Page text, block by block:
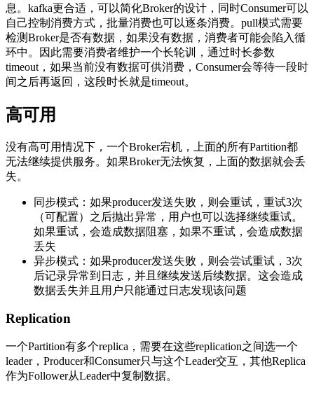
息。kafka更合适，可以简化Broker的设计，同时Consumer可以
自己控制消费方式，批量消费也可以逐条消费。pull模式需要
检测Broker是否有数据，如果没有数据，消费者可能会陷入循
环中。因此需要消费者维护一个长轮训，通过时长参数
timeout，如果当前没有数据可供消费，Consumer会等待一段时
间之后再返回，这段时长就是timeout。
高可用
没有高可用情况下，一个Broker宕机，上面的所有Partition都
无法继续提供服务。如果Broker无法恢复，上面的数据就会丢
失。
同步模式：如果producer发送失败，则会重试，重试3次
（可配置）之后抛出异常，用户也可以选择继续重试。
如果重试，会造成数据阻塞，如果不重试，会造成数据
丢失
异步模式：如果producer发送失败，则会尝试重试，3次
后记录异常到日志，并且继续发送后续数据。这会造成
数据丢失并且用户只能通过日志发现该问题
Replication
一个Partition有多个replica，需要在这些replication之间选一个
leader，Producer和Consumer只与这个Leader交互，其他Replica
作为Follower从Leader中复制数据。